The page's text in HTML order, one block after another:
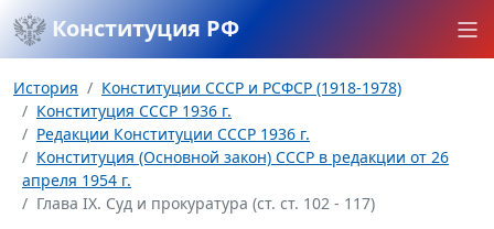
Конституция РФ
История
Конституции СССР и РСФСР (1918-1978)
Конституция СССР 1936 г.
Редакции Конституции СССР 1936 г.
Конституция (Основной закон) СССР в редакции от 26
апреля 1954 г.
Глава IX. Суд и прокуратура (ст. ст. 102 - 117)